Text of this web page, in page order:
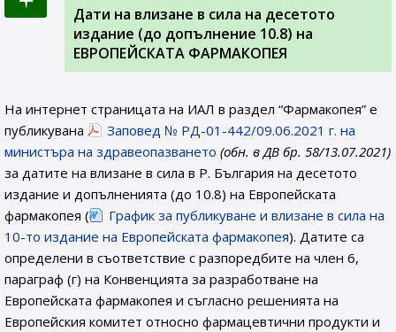
Дати на влизане в сила на десетото
издание (до допълнение 10.8) на
ЕВРОПЕЙСКАТА ФАРМАКОПЕЯ
На интернет страницата на ИАЛ в раздел “Фармакопея” е
публикувана
Заповед № РД-01-442/09.06.2021 г. на
министъра на здравеопазването (обн. в ДВ бр. 58/13.07.2021)
за датите на влизане в сила в Р. България на десетото
издание и допълненията (до 10.8) на Европейската
фармакопея (
График за публикуване и влизане в сила на
10-то издание на Европейската фармакопея). Датите са
определени в съответствие с разпоредбите на член 6,
параграф (г) на Конвенцията за разработване на
Европейската фармакопея и съгласно решенията на
Европейския комитет относно фармацевтични продукти и